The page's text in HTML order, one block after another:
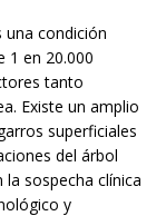
una condición
1 en 20.000
tanto
Existe un amplio
superficiales
del árbol
sospecha clínica
y